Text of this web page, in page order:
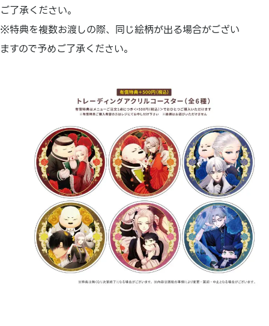
ご了承ください。
※特典を複数お渡しの際、同じ絵柄が出る場合がござい
ますので予めご了承ください。